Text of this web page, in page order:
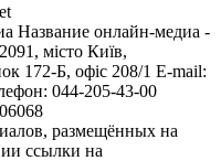
Название онлайн-медиа -
місто Київ,
Б, офіс 208/1 E-mail:
044-205-43-00
размещённых на
ссылки на